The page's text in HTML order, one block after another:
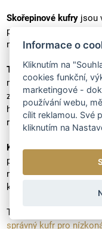
Skořepinové kufry jsou
převážení křehkých
nepromokavé. Tyto
Textilní kufry jsou
má různé postranní a
zip, kterým snadno
hmotnost a odolný
raději nebalte.
Kožené kufryjsou
prioritou těchto kufrů.
nutná vysoká odolnost
kufry jsou náchylnější
TIP: Hledáte zavazadlo
správný kufr pro
Informace o
Kliknutím na
cookies funkční,
marketingové -
používání webu,
cílit reklamou. Své
kliknutím na